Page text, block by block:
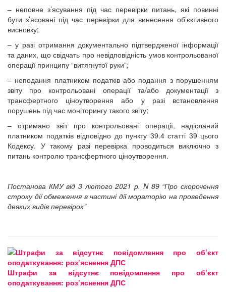
– неповне з’ясування під час перевірки питань, які повинні
бути з’ясовані під час перевірки для винесення об’єктивного
висновку;
– у разі отримання документально підтвердженої інформації
та даних, що свідчать про невідповідність умов контрольованої
операції принципу “витягнутої руки”;
– неподання платником податків або подання з порушенням
звіту про контрольовані операції та/або документації з
трансфертного ціноутворення або у разі встановлення
порушень під час моніторингу такого звіту;
– отримано звіт про контрольовані операції, надісланий
платником податків відповідно до пункту 39.4 статті 39 цього
Кодексу. У такому разі перевірка проводиться виключно з
питань контролю трансфертного ціноутворення.
Постанова КМУ від 3 лютого 2021 р. N 89 “Про скорочення
строку дії обмеження в частині дії мораторію на проведення
деяких видів перевірок”
Штрафи за відсутнє повідомлення про об’єкт
оподаткування: роз’яснення ДПС